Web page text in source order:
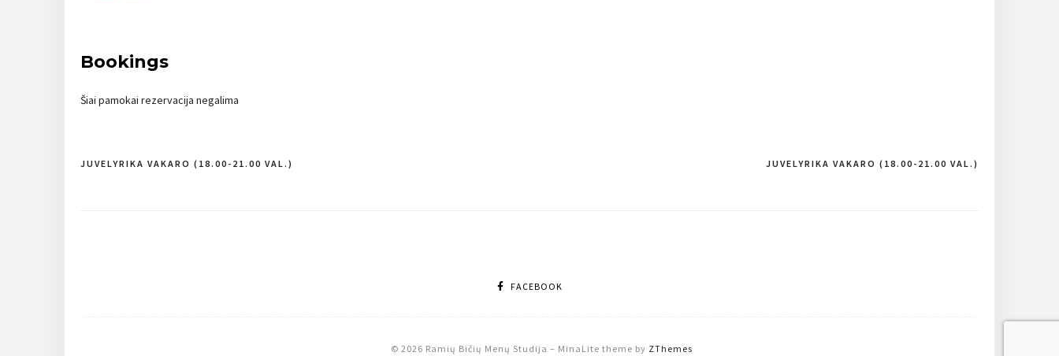
Bookings
Šiai pamokai rezervacija negalima
Navigacija
JUVELYRIKA VAKARO (18.00-21.00 VAL.)
JUVELYRIKA VAKARO (18.00-21.00 VAL.)
FACEBOOK
© 2026 Ramių Bičių Menų Studija – MinaLite theme by ZThemes